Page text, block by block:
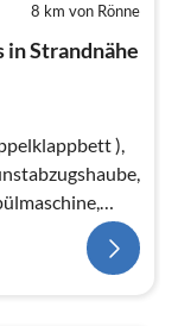
8 km von Rönne
Strandnähe
),